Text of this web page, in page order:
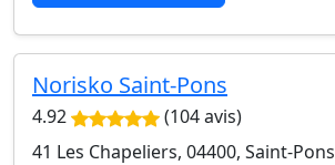
Norisko Saint-Pons
4.92
(104 avis)
41 Les Chapeliers, 04400, Saint-Pons